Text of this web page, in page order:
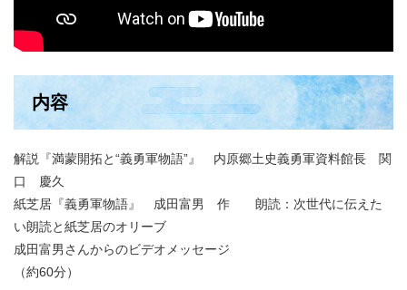
内容
解説『満蒙開拓と“義勇軍物語”』 内原郷土史義勇軍資料館長 関
口 慶久
紙芝居『義勇軍物語』 成田富男 作 朗読：次世代に伝えた
い朗読と紙芝居のオリーブ
成田富男さんからのビデオメッセージ
（約60分）